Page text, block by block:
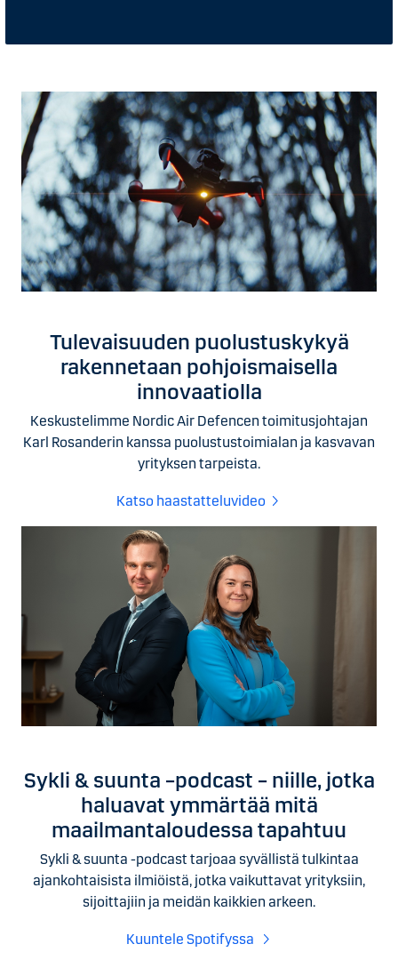
Tulevaisuuden puolustuskykyä
rakennetaan pohjoismaisella
innovaatiolla
Keskustelimme Nordic Air Defencen toimitusjohtajan
Karl Rosanderin kanssa puolustustoimialan ja kasvavan
yrityksen tarpeista.
Katso haastatteluvideo
Sykli & suunta –podcast – niille, jotka
haluavat ymmärtää mitä
maailmantaloudessa tapahtuu
Sykli & suunta -podcast tarjoaa syvällistä tulkintaa
ajankohtaisista ilmiöistä, jotka vaikuttavat yrityksiin,
sijoittajiin ja meidän kaikkien arkeen.
Kuuntele Spotifyssa